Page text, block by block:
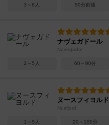
3～8人 50分前後
ナヴェガドール
Navegador
2～5人 60～90分
ヌースフィヨルド
Nusfjord
1～5人 20～100分